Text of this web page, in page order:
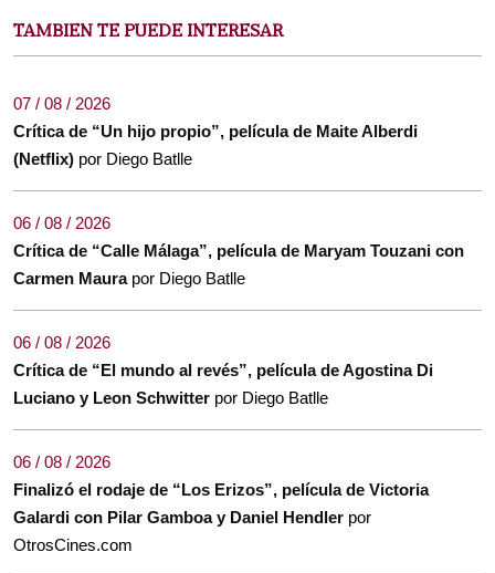
TAMBIEN TE PUEDE INTERESAR
07 / 08 / 2026
Crítica de “Un hijo propio”, película de Maite Alberdi
(Netflix) por Diego Batlle
06 / 08 / 2026
Crítica de “Calle Málaga”, película de Maryam Touzani con
Carmen Maura por Diego Batlle
06 / 08 / 2026
Crítica de “El mundo al revés”, película de Agostina Di
Luciano y Leon Schwitter por Diego Batlle
06 / 08 / 2026
Finalizó el rodaje de “Los Erizos”, película de Victoria
Galardi con Pilar Gamboa y Daniel Hendler por
OtrosCines.com